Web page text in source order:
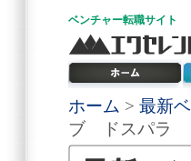
ベンチャー転職サイト
ホーム > 最新
ブ ドスパラ